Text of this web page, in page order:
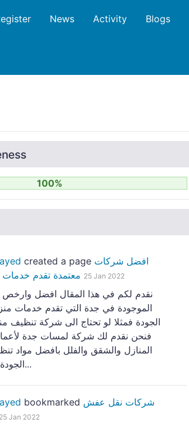
News Activity Blogs
100%
created a page افضل شركات
معتمدة تقدم خدمات 25 Jan 2022
نقدم لكم في هذا المقال افضل
الموجودة في جدة التي تقدم خدمات
الجودة فمثلا لو تحتاج الى شركة تنظيف
فنحن نقدم لك شركة لمسات جدة
المنازل والشقق والفلل بافضل مواد
الجودة ولو تريد...
bookmarked شركات نقل عفش
25 Jan 2022